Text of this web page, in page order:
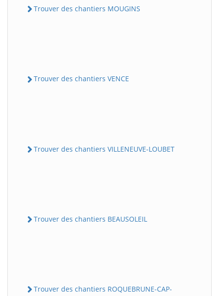
Trouver des chantiers MOUGINS
Trouver des chantiers VENCE
Trouver des chantiers VILLENEUVE-LOUBET
Trouver des chantiers BEAUSOLEIL
Trouver des chantiers ROQUEBRUNE-CAP-